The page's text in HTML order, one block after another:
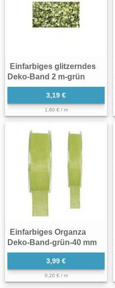
Einfarbiges glitzerndes
Deko-Band 2 m-grün
3,19 €
1,60 € / m
Einfarbiges Organza
Deko-Band-grün-40 mm
3,99 €
0,20 € / m